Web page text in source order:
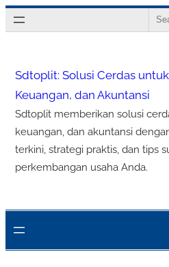
Lewati
ke
Sdtoplit: Solusi Cerdas
Keuangan, dan Akuntansi
Sdtoplit memberikan solusi
keuangan, dan akuntansi
terkini, strategi praktis, dan tips
perkembangan usaha Anda.